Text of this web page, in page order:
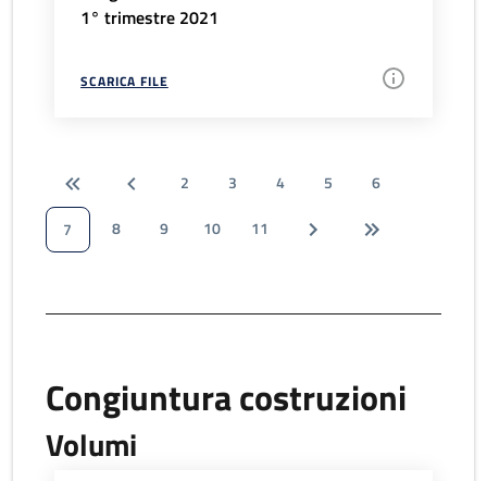
1° trimestre 2021
SCARICA FILE
2 3 4 5
6
7
8 9 10 11
Congiuntura costruzioni
Volumi